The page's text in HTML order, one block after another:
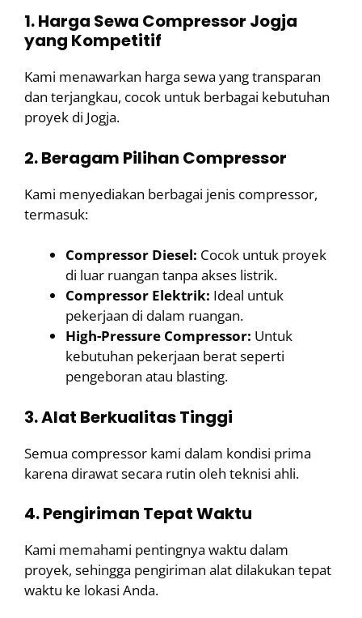
1. Harga Sewa Compressor Jogja
yang Kompetitif
Kami menawarkan harga sewa yang transparan
dan terjangkau, cocok untuk berbagai kebutuhan
proyek di Jogja.
2. Beragam Pilihan Compressor
Kami menyediakan berbagai jenis compressor,
termasuk:
Compressor Diesel: Cocok untuk proyek
di luar ruangan tanpa akses listrik.
Compressor Elektrik: Ideal untuk
pekerjaan di dalam ruangan.
High-Pressure Compressor: Untuk
kebutuhan pekerjaan berat seperti
pengeboran atau blasting.
3. Alat Berkualitas Tinggi
Semua compressor kami dalam kondisi prima
karena dirawat secara rutin oleh teknisi ahli.
4. Pengiriman Tepat Waktu
Kami memahami pentingnya waktu dalam
proyek, sehingga pengiriman alat dilakukan tepat
waktu ke lokasi Anda.